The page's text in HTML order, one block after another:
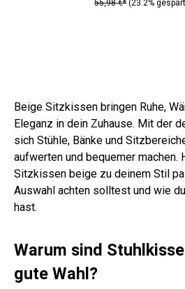
55,98 €* (23.2%
Beige Sitzkissen bringen Ruhe,
Eleganz in dein Zuhause. Mit der
sich Stühle, Bänke und
aufwerten und bequemer machen.
Sitzkissen beige zu deinem Stil
Auswahl achten solltest und wie
hast.
Warum sind
gute Wahl?